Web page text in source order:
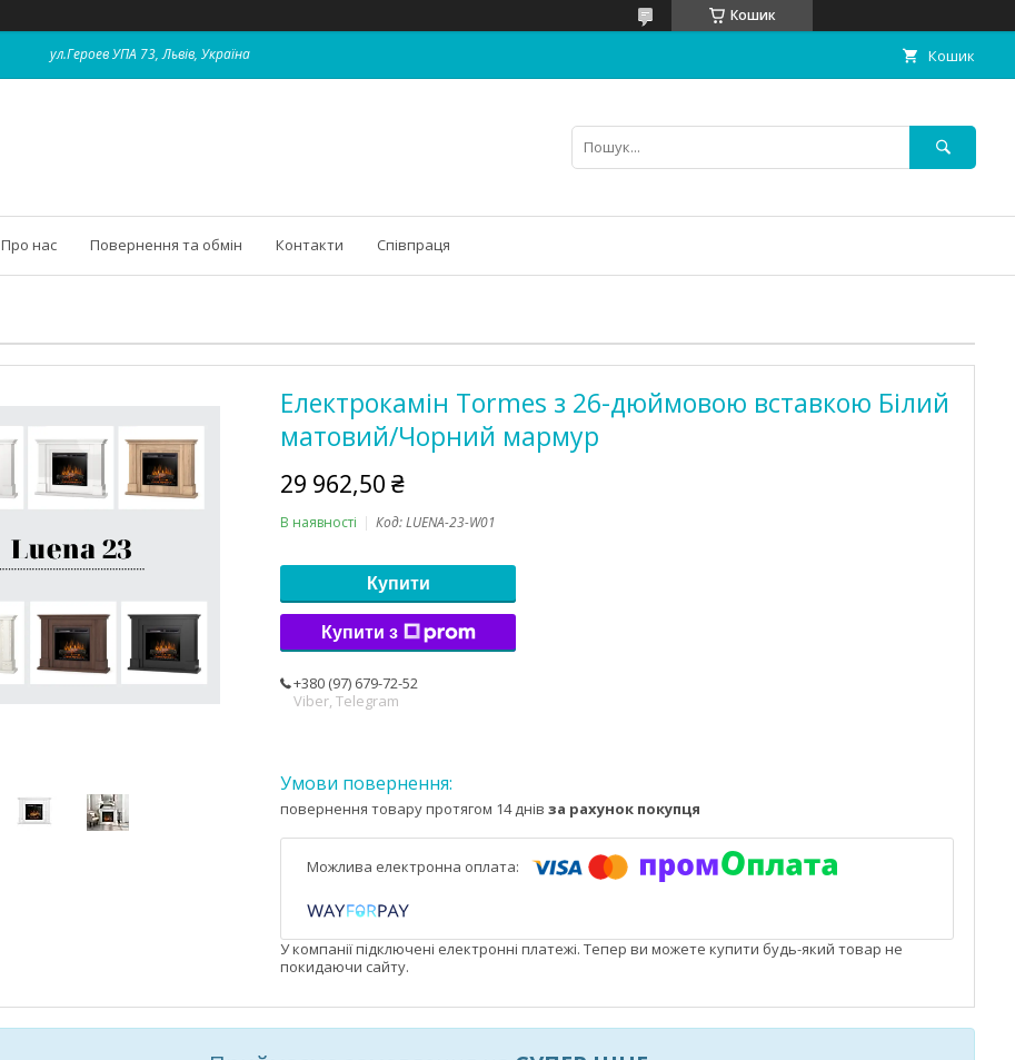
Кошик
ул.Героев УПА 73, Львів, Україна Кошик
Про нас Повернення та обмін Контакти Співпраця
Електрокамін Tormes з 26-дюймовою вставкою Білий
матовий/Чорний мармур
29 962,50 ₴
В наявності Код:LUENA-23-W01
Купити
Купити з
+380 (97) 679-72-52
Viber, Telegram
повернення товару протягом 14 днів за рахунок покупця
У компанії підключені електронні платежі. Тепер ви можете купити будь-який товар не
покидаючи сайту.